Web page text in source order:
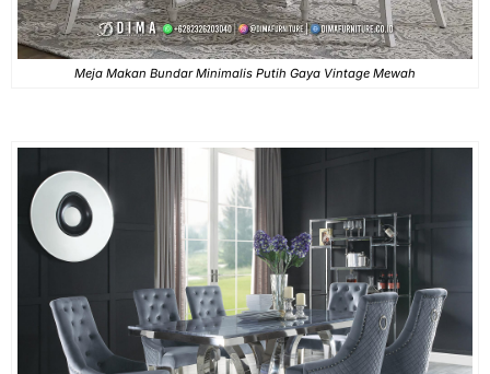
Meja Makan Bundar Minimalis Putih Gaya Vintage Mewah